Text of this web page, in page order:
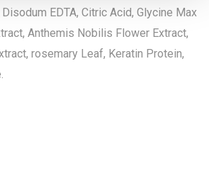
EDTA, Citric Acid, Glycine Max
Anthemis Nobilis Flower Extract,
rosemary Leaf, Keratin Protein,